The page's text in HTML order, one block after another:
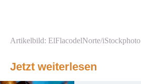
Artikelbild: ElFlacodelNorte/iStockphoto
Jetzt weiterlesen